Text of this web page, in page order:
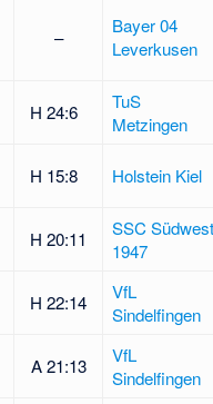
–
Bayer 04
Leverkusen
H 24:6
TuS
Metzingen
H 15:8 Holstein Kiel
H 20:11
SSC Südwest
1947
H 22:14
VfL
Sindelfingen
A 21:13
VfL
Sindelfingen